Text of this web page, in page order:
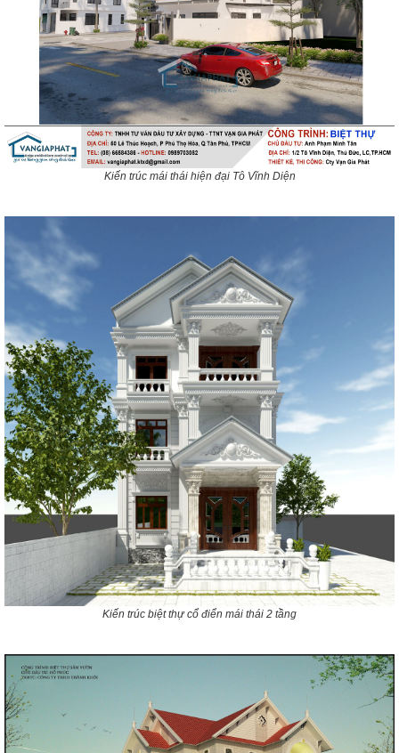
Kiến trúc mái thái hiện đại Tô Vĩnh Diện
Kiến trúc biệt thự cổ điển mái thái 2 tầng